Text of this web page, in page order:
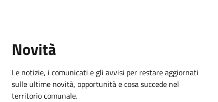
Novità
Le notizie, i comunicati e gli avvisi per restare aggiornati
sulle ultime novità, opportunità e cosa succede nel
territorio comunale.